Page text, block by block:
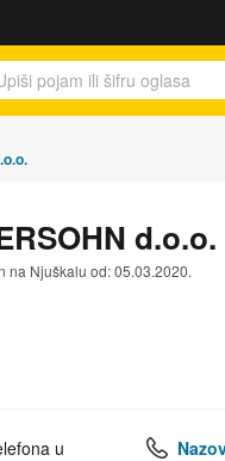
d.o.o.
na Njuškalu od: 05.03.2020.
u